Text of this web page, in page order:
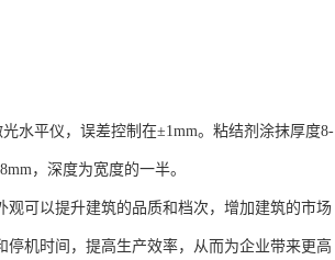
水平仪，误差控制在±1mm。粘结剂涂抹厚度8-
，深度为宽度的一半。
可以提升建筑的品质和档次，增加建筑的市场
机时间，提高生产效率，从而为企业带来更高